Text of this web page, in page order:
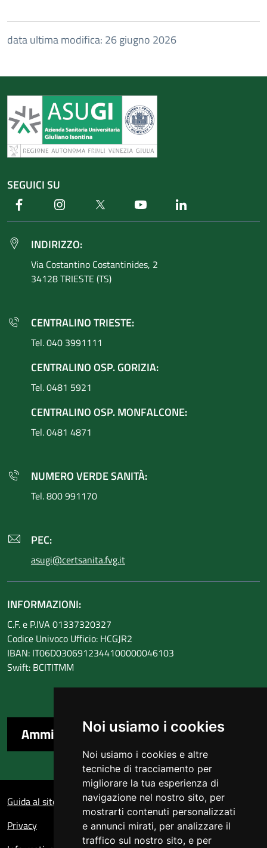
Noi usiamo i cookies
Noi usiamo i cookies e altre
tecniche di tracciamento per
migliorare la tua esperienza di
navigazione nel nostro sito, per
mostrarti contenuti personalizzati
e annunci mirati, per analizzare il
traffico sul nostro sito, e per
data ultima modifica: 26 giugno 2026
SEGUICI SU
Facebook Instagram Twitter Youtube
INDIRIZZO:
Via Costantino Costantinides, 2
34128 TRIESTE (TS)
CENTRALINO TRIESTE:
Tel. 040 3991111
CENTRALINO OSP. GORIZIA:
Tel. 0481 5921
CENTRALINO OSP. MONFALCONE:
Tel. 0481 4871
NUMERO VERDE SANITÀ:
Tel. 800 991170
PEC:
asugi@certsanita.fvg.it
INFORMAZIONI:
C.F. e P.IVA 01337320327
Codice Univoco Ufficio: HCGJR2
IBAN: IT06D0306912344100000046103
Swift: BCITITMM
Amministrazione trasparente
Guida al sito
Privacy